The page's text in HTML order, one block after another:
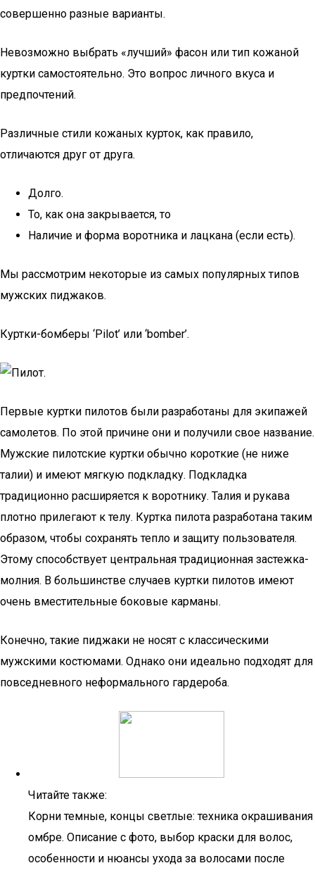
совершенно разные варианты.
Невозможно выбрать «лучший» фасон или тип кожаной
куртки самостоятельно. Это вопрос личного вкуса и
предпочтений.
Различные стили кожаных курток, как правило,
отличаются друг от друга.
Долго.
То, как она закрывается, то
Наличие и форма воротника и лацкана (если есть).
Мы рассмотрим некоторые из самых популярных типов
мужских пиджаков.
Куртки-бомберы ‘Pilot’ или ‘bomber’.
Первые куртки пилотов были разработаны для экипажей
самолетов. По этой причине они и получили свое название.
Мужские пилотские куртки обычно короткие (не ниже
талии) и имеют мягкую подкладку. Подкладка
традиционно расширяется к воротнику. Талия и рукава
плотно прилегают к телу. Куртка пилота разработана таким
образом, чтобы сохранять тепло и защиту пользователя.
Этому способствует центральная традиционная застежка-
молния. В большинстве случаев куртки пилотов имеют
очень вместительные боковые карманы.
Конечно, такие пиджаки не носят с классическими
мужскими костюмами. Однако они идеально подходят для
повседневного неформального гардероба.
Читайте также:
Корни темные, концы светлые: техника окрашивания
омбре. Описание с фото, выбор краски для волос,
особенности и нюансы ухода за волосами после